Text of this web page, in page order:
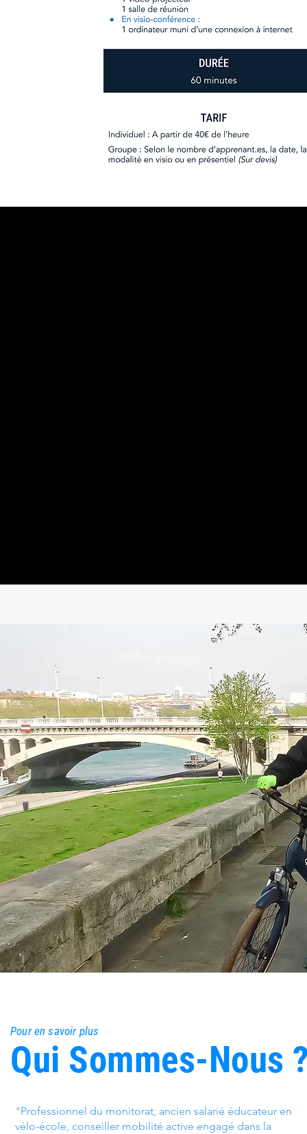
Pour en savoir plus
Qui Sommes-Nous
"Professionnel du monitorat, ancien salarié éducateur en
vélo-école, conseiller mobilité active engagé dans la